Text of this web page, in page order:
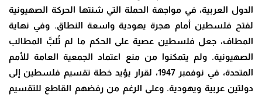
الدول العربية، في مواجهة الحملة التي شنتها الحركة الصهيونية
لفتح فلسطين أمام هجرة يهودية واسعة النطاق. وفي نهاية
المطاف، جعل فلسطين عصية على الحكم ما لم تُلبَّ المطالب
الصهيونية. ولم يتمكنوا من منع اعتماد الجمعية العامة للأمم
المتحدة، في نوفمبر 1947، لقرار يؤيد خطة تقسيم فلسطين إلى
دولتين عربية ويهودية. وعلى الرغم من رفضهم القاطع للتقسيم